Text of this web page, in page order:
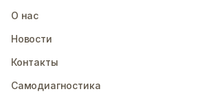
О нас
Новости
Контакты
Самодиагностика